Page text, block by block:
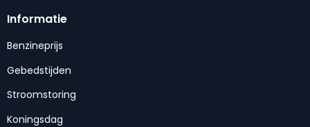
Informatie
Benzineprijs
Gebedstijden
Stroomstoring
Koningsdag